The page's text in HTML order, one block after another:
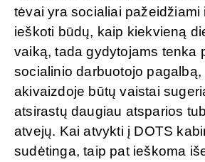
tėvai yra socialiai pažeidžiami
ieškoti būdų, kaip kiekvieną
vaiką, tada gydytojams tenka
socialinio darbuotojo pagalbą,
akivaizdoje būtų vaistai
atsirastų daugiau atsparios
atvejų. Kai atvykti į DOTS
sudėtinga, taip pat ieškoma